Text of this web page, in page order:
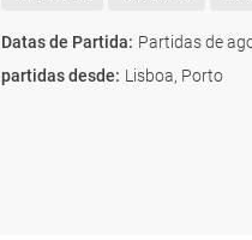
Datas de Partida: Partidas de
partidas desde: Lisboa, Porto